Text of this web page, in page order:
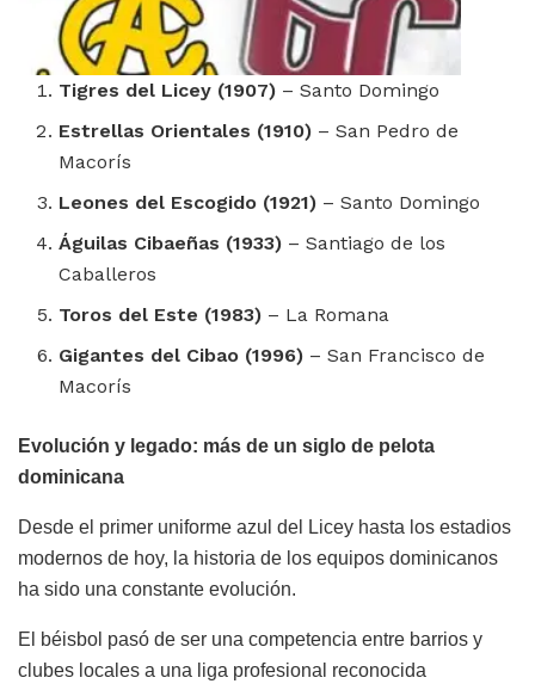
Tigres del Licey (1907) – Santo Domingo
Estrellas Orientales (1910) – San Pedro de
Macorís
Leones del Escogido (1921) – Santo Domingo
Águilas Cibaeñas (1933) – Santiago de los
Caballeros
Toros del Este (1983) – La Romana
Gigantes del Cibao (1996) – San Francisco de
Macorís
Evolución y legado: más de un siglo de pelota
dominicana
Desde el primer uniforme azul del Licey hasta los estadios
modernos de hoy, la historia de los equipos dominicanos
ha sido una constante evolución.
El béisbol pasó de ser una competencia entre barrios y
clubes locales a una liga profesional reconocida